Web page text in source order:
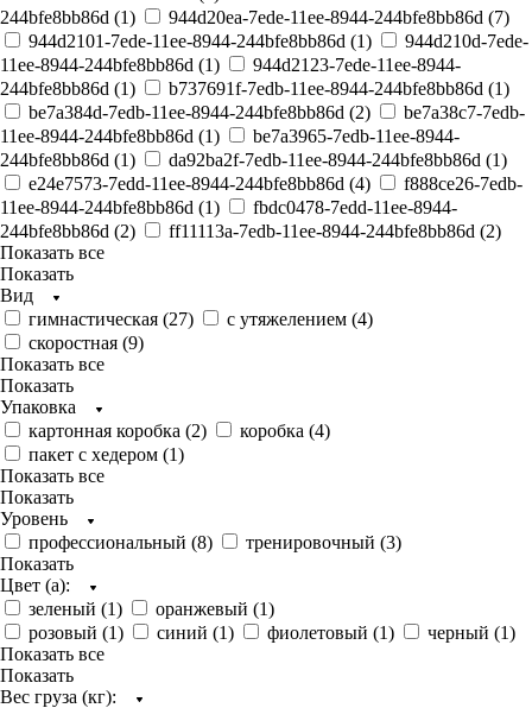
244bfe8bb86d (1) 944d20ea-7ede-11ee-8944-244bfe8bb86d (7)
944d2101-7ede-11ee-8944-244bfe8bb86d (1)
944d210d-7ede-
11ee-8944-244bfe8bb86d (1)
944d2123-7ede-11ee-8944-
244bfe8bb86d (1) b737691f-7edb-11ee-8944-244bfe8bb86d (1)
be7a384d-7edb-11ee-8944-244bfe8bb86d (2)
be7a38c7-7edb-
11ee-8944-244bfe8bb86d (1)
be7a3965-7edb-11ee-8944-
244bfe8bb86d (1) da92ba2f-7edb-11ee-8944-244bfe8bb86d (1)
e24e7573-7edd-11ee-8944-244bfe8bb86d (4)
f888ce26-7edb-
11ee-8944-244bfe8bb86d (1)
fbdc0478-7edd-11ee-8944-
244bfe8bb86d (2) ff11113a-7edb-11ee-8944-244bfe8bb86d (2)
Показать все
Показать
Вид
гимнастическая (27) с утяжелением (4)
скоростная (9)
Показать все
Показать
Упаковка
картонная коробка (2) коробка (4)
пакет с хедером (1)
Показать все
Показать
Уровень
профессиональный (8) тренировочный (3)
Показать
Цвет (а):
зеленый (1) оранжевый (1)
розовый (1) синий (1) фиолетовый (1) черный (1)
Показать все
Показать
Вес груза (кг):